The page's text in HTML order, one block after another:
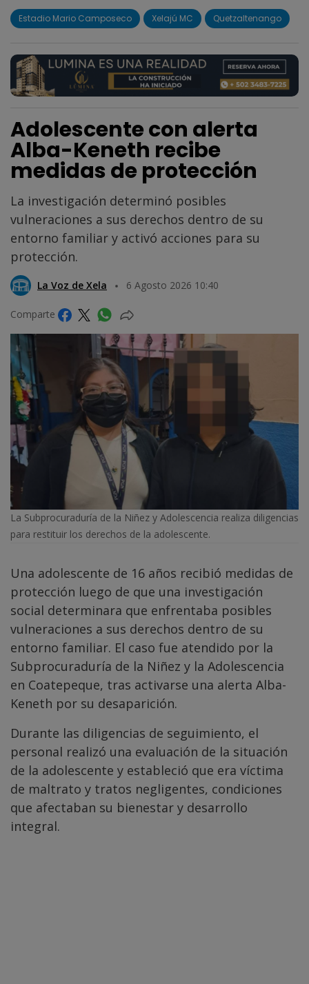
Estadio Mario Camposeco Xelajú MC Quetzaltenango
Adolescente con alerta
Alba-Keneth recibe
medidas de protección
La investigación determinó posibles
vulneraciones a sus derechos dentro de su
entorno familiar y activó acciones para su
protección.
La Voz de Xela 6 Agosto 2026 10:40
Comparte
La Subprocuraduría de la Niñez y Adolescencia realiza diligencias
para restituir los derechos de la adolescente.
Una adolescente de 16 años recibió medidas de
protección luego de que una investigación
social determinara que enfrentaba posibles
vulneraciones a sus derechos dentro de su
entorno familiar. El caso fue atendido por la
Subprocuraduría de la Niñez y la Adolescencia
en Coatepeque, tras activarse una alerta Alba-
Keneth por su desaparición.
Durante las diligencias de seguimiento, el
personal realizó una evaluación de la situación
de la adolescente y estableció que era víctima
de maltrato y tratos negligentes, condiciones
que afectaban su bienestar y desarrollo
integral.